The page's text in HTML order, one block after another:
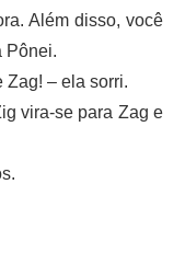
Além disso, você
Pônei.
– ela sorri.
vira-se para Zag e